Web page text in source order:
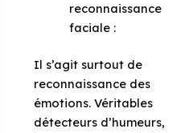
reconnaissance
faciale :
Il s’agit surtout de
reconnaissance des
émotions. Véritables
détecteurs d’humeurs,